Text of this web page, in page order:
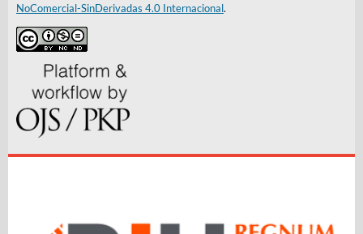
NoComercial-SinDerivadas 4.0 Internacional.